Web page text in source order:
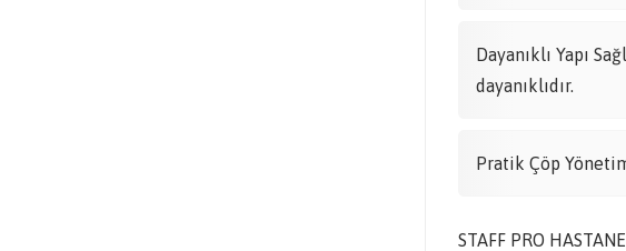
Dayanıklı Yapı
dayanıklıdır.
Pratik Çöp
STAFF PRO